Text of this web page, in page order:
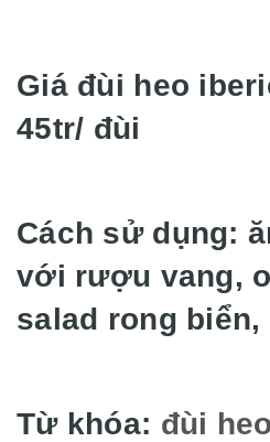
Giá đùi heo
45tr/ đùi
Cách sử dụng:
với rượu vang,
salad rong biển,
Từ khóa: đùi